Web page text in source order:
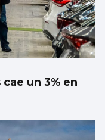
un 3% en